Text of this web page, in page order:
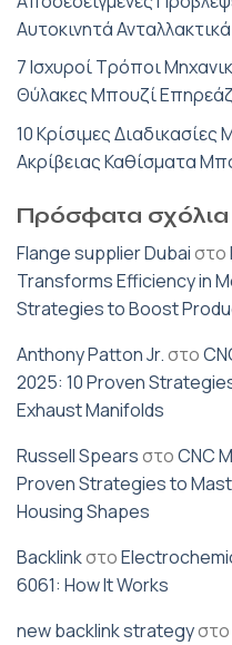
Αυτοκινητά Ανταλλακτικά
7 Ισχυροί Τρόποι
Θύλακες Μπουζί
10 Κρίσιμες Διαδικασίες
Ακρίβειας Καθίσματα
Πρόσφατα σχόλια
Flange supplier Dubaiστο
Transforms Efficiency in
Strategies to Boost
Anthony Patton Jr.στο
2025: 10 Proven
Exhaust Manifolds
Russell SpearsστοCNC
Proven Strategies to
Housing Shapes
Backlinkστο
6061: How It Works
new backlink strategyστο